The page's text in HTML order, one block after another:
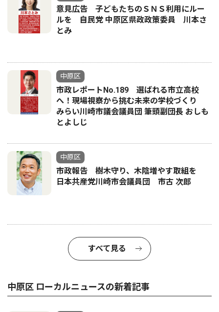
意見広告 子どもたちのＳＮＳ利用にルー
ルを 自民党 中原区県政政策委員 川本さ
とみ
中原区
市政レポートNo.189 選ばれる市立高校
へ！現場視察から挑む未来の学校づくり
みらい川崎市議会議員団 筆頭副団長 おしも
とよしじ
中原区
市政報告 樹木守り、木陰増やす取組を
日本共産党川崎市会議員団 市古 次郎
すべて見る
中原区 ローカルニュースの新着記事